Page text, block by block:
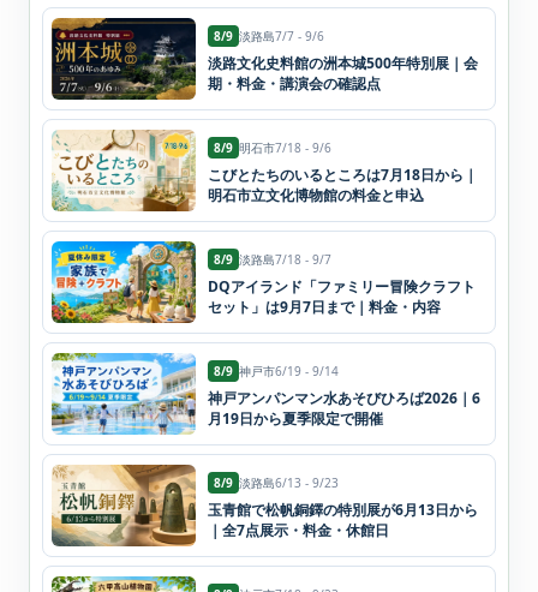
8/9 淡路島7/7 - 9/6
淡路文化史料館の洲本城500年特別展｜会
期・料金・講演会の確認点
8/9 明石市7/18 - 9/6
こびとたちのいるところは7月18日から｜
明石市立文化博物館の料金と申込
8/9 淡路島7/18 - 9/7
DQアイランド「ファミリー冒険クラフト
セット」は9月7日まで｜料金・内容
8/9 神戸市6/19 - 9/14
神戸アンパンマン水あそびひろば2026｜6
月19日から夏季限定で開催
8/9 淡路島6/13 - 9/23
玉青館で松帆銅鐸の特別展が6月13日から
｜全7点展示・料金・休館日